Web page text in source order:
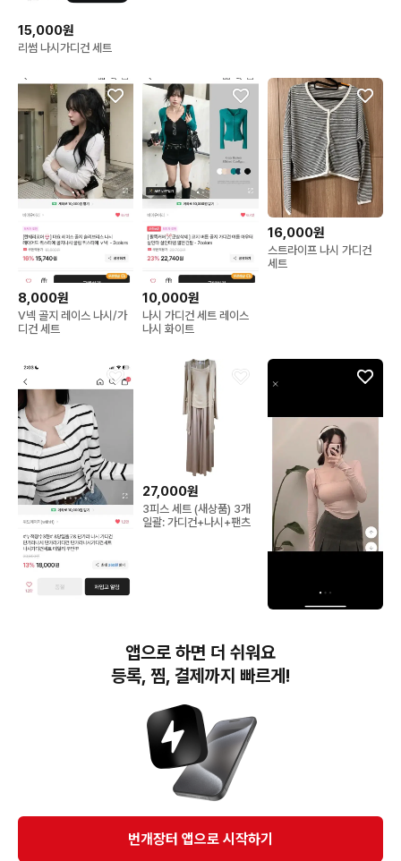
15,000원
리썸 나시가디건 세트
8,000원
V넥 골지 레이스 나시/가
디건 세트
10,000원
나시 가디건 세트 레이스
나시 화이트
16,000원
스트라이프 나시 가디건
세트
27,000원
3피스 세트 (새상품) 3개
일괄: 가디건+나시+팬츠
크롭 볼레로 가디건+밑단
라운드 스퀘어 나시 세트
번개장터(주) 사업자정보, 이용약관 및 기타 법적고지
번개장터㈜는 통신판매중개자이며, 통신판매의 당사자가 아닙니다. 전자상거래 등에서의
소비자보호에 관한 법률 등 관련 법령 및 번개장터㈜의 약관에 따라 상품, 상품정보, 거래에 관한 책임은
개별 판매자에게 귀속하고, 번개장터㈜는 원칙적으로 회원간 거래에 대하여 책임을 지지 않습니다.
다만, 번개장터㈜가 직접 판매하는 상품에 대한 책임은 번개장터㈜에게 귀속합니다.
앱으로 하면 더 쉬워요
등록, 찜, 결제까지 빠르게!
번개장터 앱으로 시작하기